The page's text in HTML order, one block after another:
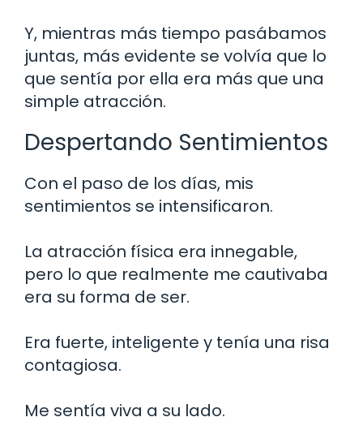
Y, mientras más tiempo pasábamos
juntas, más evidente se volvía que lo
que sentía por ella era más que una
simple atracción.
Despertando Sentimientos
Con el paso de los días, mis
sentimientos se intensificaron.
La atracción física era innegable,
pero lo que realmente me cautivaba
era su forma de ser.
Era fuerte, inteligente y tenía una risa
contagiosa.
Me sentía viva a su lado.